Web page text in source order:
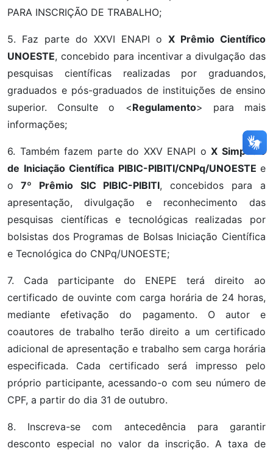
PARA INSCRIÇÃO DE TRABALHO;
5. Faz parte do XXVI ENAPI o X Prêmio Científico
UNOESTE, concebido para incentivar a divulgação das
pesquisas científicas realizadas por graduandos,
graduados e pós-graduados de instituições de ensino
superior. Consulte o <Regulamento> para mais
informações;
6. Também fazem parte do XXV ENAPI oX Simpósio
de Iniciação Científica PIBIC-PIBITI/CNPq/UNOESTE e
o 7º Prêmio SIC PIBIC-PIBITI, concebidos para a
apresentação, divulgação e reconhecimento das
pesquisas científicas e tecnológicas realizadas por
bolsistas dos Programas de Bolsas Iniciação Científica
e Tecnológica do CNPq/UNOESTE;
7. Cada participante do ENEPE terá direito ao
certificado de ouvinte com carga horária de 24 horas,
mediante efetivação do pagamento. O autor e
coautores de trabalho terão direito a um certificado
adicional de apresentação e trabalho sem carga horária
especificada. Cada certificado será impresso pelo
próprio participante, acessando-o com seu número de
CPF, a partir do dia 31 de outubro.
8. Inscreva-se com antecedência para garantir
desconto especial no valor da inscrição. A taxa de